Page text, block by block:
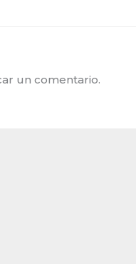
un comentario.